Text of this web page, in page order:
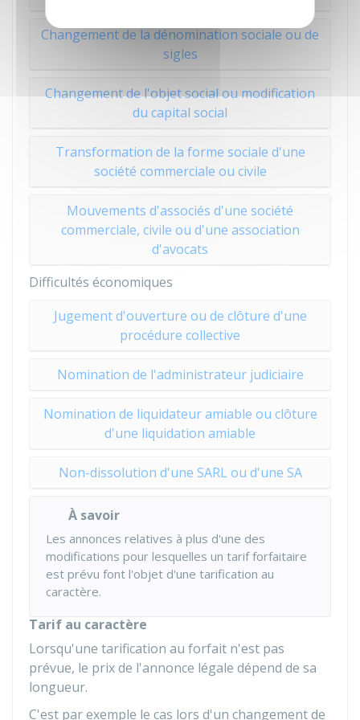
Changement de la dénomination sociale ou de
sigles
Changement de l'objet social ou modification
du capital social
Transformation de la forme sociale d'une
société commerciale ou civile
Mouvements d'associés d'une société
commerciale, civile ou d'une association
d'avocats
Difficultés économiques
Jugement d'ouverture ou de clôture d'une
procédure collective
Nomination de l'administrateur judiciaire
Nomination de liquidateur amiable ou clôture
d'une liquidation amiable
Non-dissolution d'une SARL ou d'une SA
À savoir
Les annonces relatives à plus d'une des
modifications pour lesquelles un tarif forfaitaire
est prévu font l'objet d'une tarification au
caractère.
Tarif au caractère
Lorsqu'une tarification au forfait n'est pas
prévue, le prix de l'annonce légale dépend de sa
longueur.
C'est par exemple le cas lors d'un changement de